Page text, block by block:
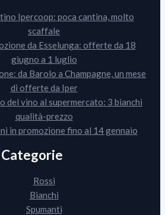
Ipercoop: poca cantina, molto
scaffale
da Esselunga: offerte da 18
giugno a 1 luglio
da Barolo a Champagne, un mese
di offerte da Iper
del vino al supermercato: 3 bianchi
qualità-prezzo
in promozione fino al 14 gennaio
Categorie
Rossi
Bianchi
Spumanti